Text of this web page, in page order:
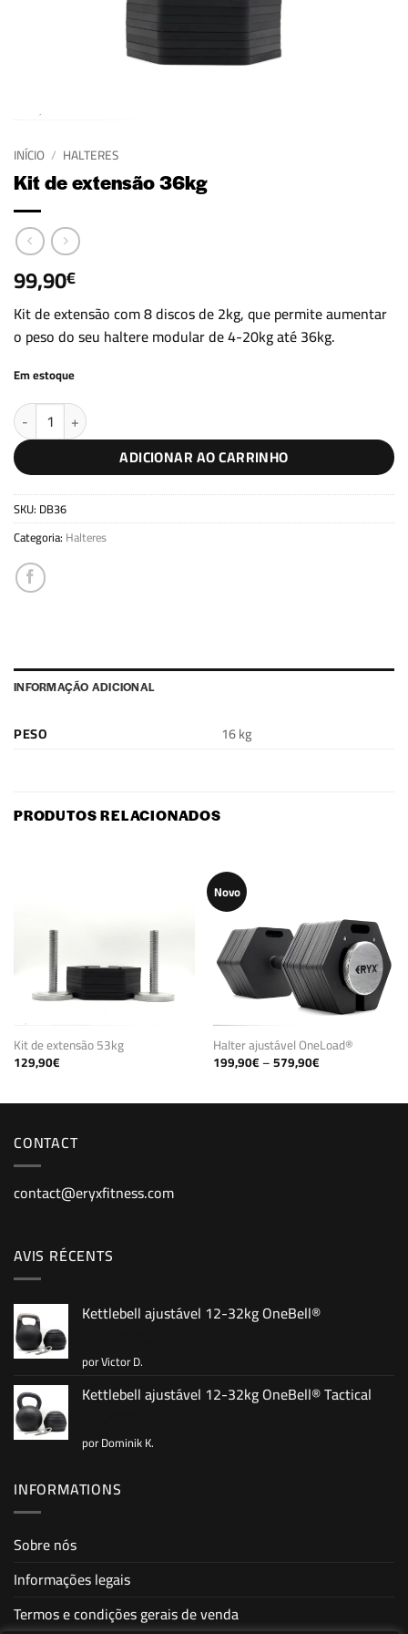
INÍCIO / HALTERES
Kit de extensão 36kg
99,90€
Kit de extensão com 8 discos de 2kg, que permite aumentar
o peso do seu haltere modular de 4-20kg até 36kg.
Em estoque
Kit de extensão 36kg quantidade
ADICIONAR AO CARRINHO
SKU: DB36
Categoria: Halteres
INFORMAÇÃO ADICIONAL
PESO 16 kg
PRODUTOS RELACIONADOS
Kit de extensão 53kg
129,90€
Novo
Halter ajustável OneLoad®
199,90€–579,90€Faixa
de
através
CONTACT
contact@eryxfitness.com
AVIS RÉCENTS
Kettlebell ajustável 12-32kg OneBell®
Avaliação
de 5
por Victor D.
Kettlebell ajustável 12-32kg OneBell® Tactical
Avaliação
4
por Dominik K.
INFORMATIONS
Sobre nós
Informações legais
Termos e condições gerais de venda